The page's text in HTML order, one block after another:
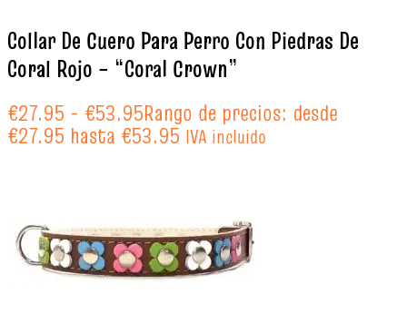
Collar De Cuero Para Perro Con Piedras De
Coral Rojo – “Coral Crown”
€27.95 - €53.95Rango de precios: desde
€27.95 hasta €53.95 IVA incluido